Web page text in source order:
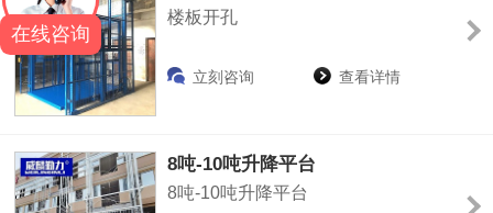
楼板开孔
立刻咨询 查看详情
8吨-10吨升降平台
8吨-10吨升降平台
在线咨询